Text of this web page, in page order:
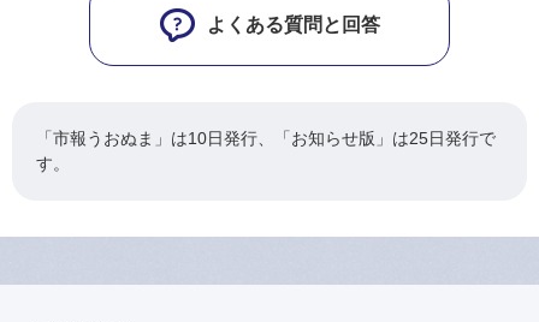
よくある質問と回答
「市報うおぬま」は10日発行、「お知らせ版」は25日発行で
す。